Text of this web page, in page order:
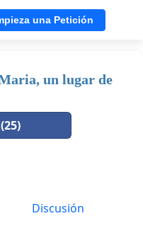
una Petición
un lugar de
Discusión